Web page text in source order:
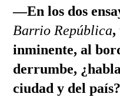
—En los dos
Barrio República,
inminente, al
derrumbe,
ciudad y del país?